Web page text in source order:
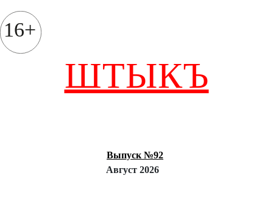
к
содержимому
16+
ШТЫКЪ
Выпуск №92
Август 2026